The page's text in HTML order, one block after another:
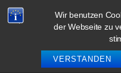
Wir benutzen
der Webseite zu
VERSTANDEN